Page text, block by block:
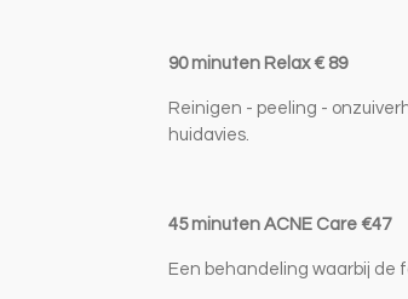
90 minuten Relax € 89
Reinigen - peeling -
huidavies.
45 minuten ACNE Care €47
Een behandeling waarbij de